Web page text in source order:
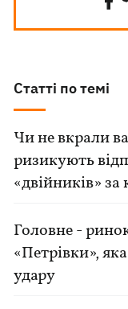
Статті по темі
Чи не вкрали
ризикують
«двійників»
Головне -
«Петрівки»,
удару